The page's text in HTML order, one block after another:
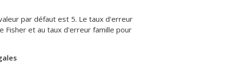
par défaut est 5. Le taux d'erreur
Fisher et au taux d'erreur famille pour